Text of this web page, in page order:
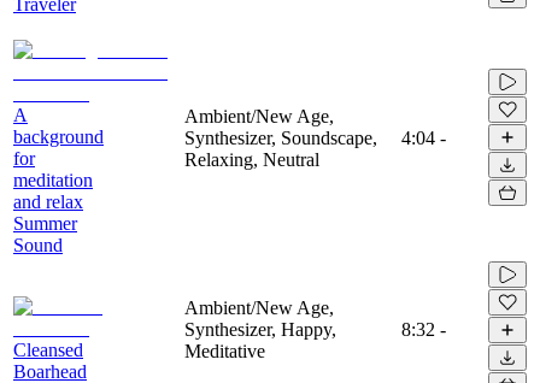
A
background
for
meditation
and relax
Summer
Sound
Ambient/New Age,
Synthesizer, Soundscape,
Relaxing, Neutral
4:04 -
Cleansed
Boarhead
Ambient/New Age,
Synthesizer, Happy,
Meditative
8:32 -